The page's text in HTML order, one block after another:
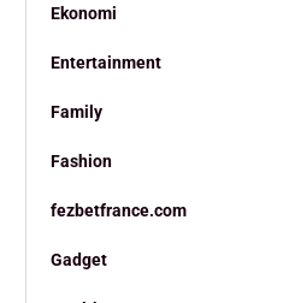
Ekonomi
Entertainment
Family
Fashion
fezbetfrance.com
Gadget